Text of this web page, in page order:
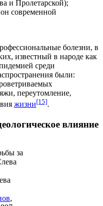
и Пролетарской);
современной
болезни, в
известный в народе как
среди
были:
, переутомление,
жизни[15].
влияние
за
,